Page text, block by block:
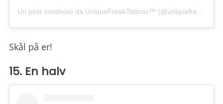
Skål på er!
15. En halv